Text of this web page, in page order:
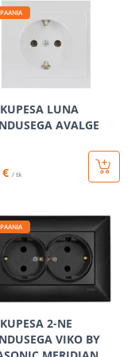
LUNA
AVALGE
€ / tk
2-NE
VIKO BY